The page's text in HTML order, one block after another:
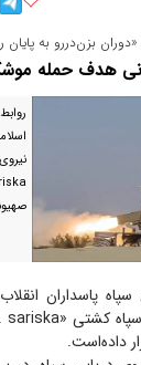
«دوران بزن‌دررو به
هدف حمله
پاسداران
داده‌است.